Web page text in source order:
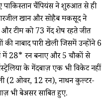
पाकिस्तान चैंपियंस ने शुरुआत से ही
खान और सोहैब मकसूद ने
टीम को 73 गेंद शेष रहते जीत
नाबाद पारी खेली जिसमें उन्होंने 6
में 28* रन बनाए और 5 चौकों से
के गेंदबाज़ एक भी विकेट नहीं
(2 ओवर, 12 रन), नाथन कुल्टर-
भी बेअसर साबित हुए.